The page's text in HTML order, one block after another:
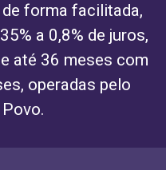
forma facilitada,
a 0,8% de juros,
até 36 meses com
operadas pelo